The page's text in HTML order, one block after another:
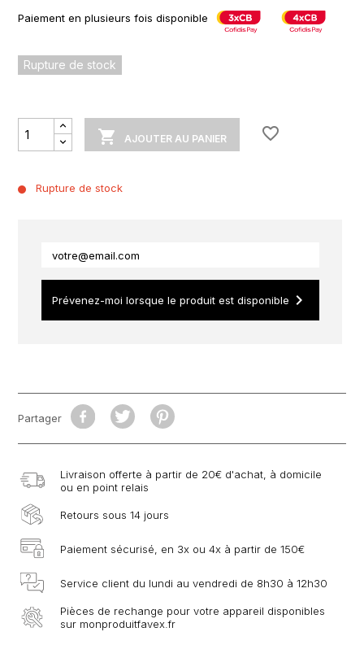
Paiement en plusieurs fois disponible
Rupture de stock
 AJOUTER AU PANIER favorite_border
Rupture de stock
Prévenez-moi lorsque le produit est disponible keyboard_arrow_right
Partager
Livraison offerte à partir de 20€ d'achat, à domicile
ou en point relais
Retours sous 14 jours
Paiement sécurisé, en 3x ou 4x à partir de 150€
Service client du lundi au vendredi de 8h30 à 12h30
Pièces de rechange pour votre appareil disponibles
sur monproduitfavex.fr